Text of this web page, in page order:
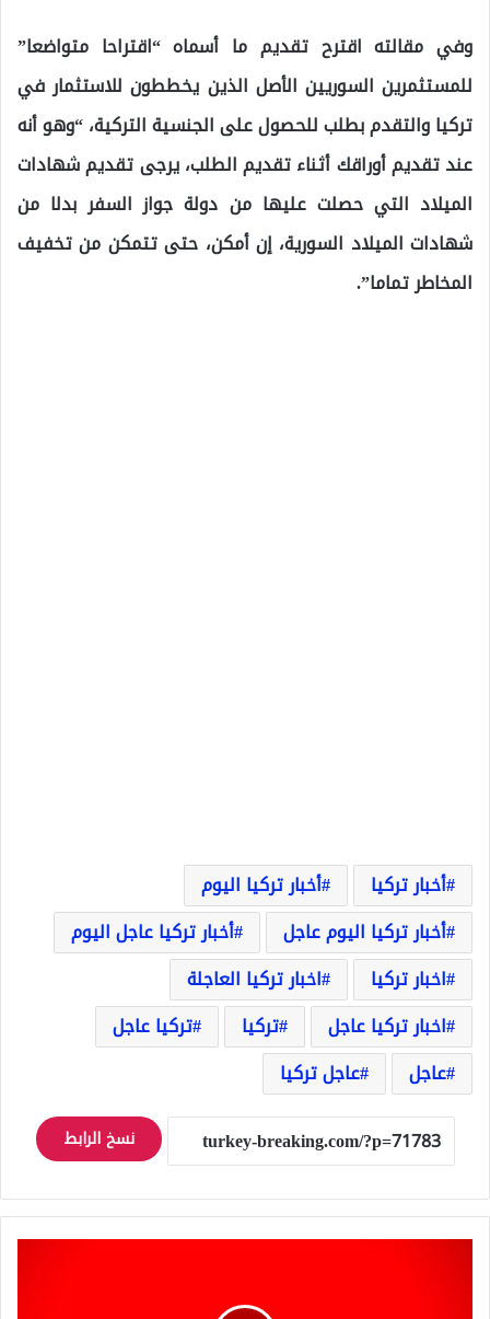
وفي مقالته اقترح تقديم ما أسماه “اقتراحا متواضعا”
للمستثمرين السوريين الأصل الذين يخططون للاستثمار في
تركيا والتقدم بطلب للحصول على الجنسية التركية، “وهو أنه
عند تقديم أوراقك أثناء تقديم الطلب، يرجى تقديم شهادات
الميلاد التي حصلت عليها من دولة جواز السفر بدلا من
شهادات الميلاد السورية، إن أمكن، حتى تتمكن من تخفيف
المخاطر تماما”.
أخبار تركيا
أخبار تركيا اليوم
أخبار تركيا اليوم عاجل
أخبار تركيا عاجل اليوم
اخبار تركيا
اخبار تركيا العاجلة
اخبار تركيا عاجل
تركيا
تركيا عاجل
عاجل
عاجل تركيا
نسخ الرابط